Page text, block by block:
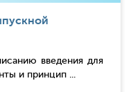
введения для
и принцип ...